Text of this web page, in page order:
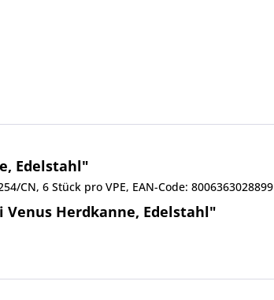
Edelstahl"
CN, 6 Stück pro VPE, EAN-Code: 8006363028899
Herdkanne, Edelstahl"